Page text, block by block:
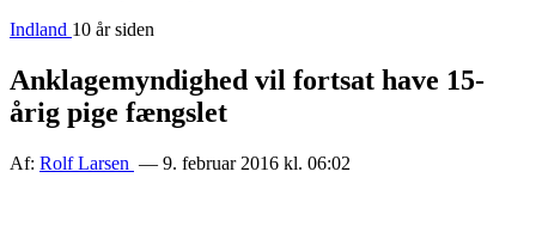
Indland 10 år siden
Anklagemyndighed vil fortsat have 15-
årig pige fængslet
Af: Rolf Larsen — 9. februar 2016 kl. 06:02